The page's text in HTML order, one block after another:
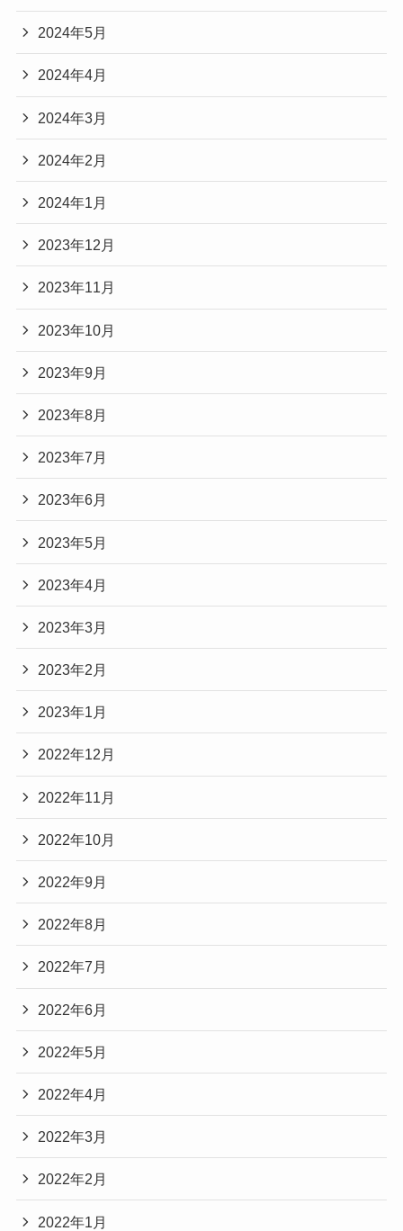
2024年5月
2024年4月
2024年3月
2024年2月
2024年1月
2023年12月
2023年11月
2023年10月
2023年9月
2023年8月
2023年7月
2023年6月
2023年5月
2023年4月
2023年3月
2023年2月
2023年1月
2022年12月
2022年11月
2022年10月
2022年9月
2022年8月
2022年7月
2022年6月
2022年5月
2022年4月
2022年3月
2022年2月
2022年1月